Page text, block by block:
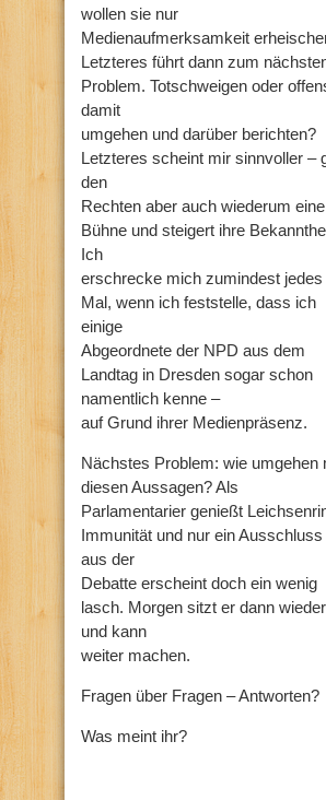
wollen sie nur
Medienaufmerksamkeit
Letzteres führt dann zum
Problem. Totschweigen oder
damit
umgehen und darüber berichten?
Letzteres scheint mir sinnvoller –
den
Rechten aber auch wiederum eine
Bühne und steigert ihre
Ich
erschrecke mich zumindest jedes
Mal, wenn ich feststelle, dass ich
einige
Abgeordnete der NPD aus dem
Landtag in Dresden sogar schon
namentlich kenne –
auf Grund ihrer Medienpräsenz.
Nächstes Problem: wie umgehen
diesen Aussagen? Als
Parlamentarier genießt
Immunität und nur ein Ausschluss
aus der
Debatte erscheint doch ein wenig
lasch. Morgen sitzt er dann
und kann
weiter machen.
Fragen über Fragen – Antworten?
Was meint ihr?